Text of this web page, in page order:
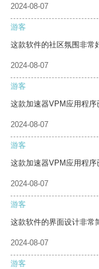
2024-08-07
游客
这款软件的社区氛围非常
2024-08-07
游客
这款加速器VPM应用程序
2024-08-07
游客
这款加速器VPM应用程序
2024-08-07
游客
这款软件的界面设计非常
2024-08-07
游客